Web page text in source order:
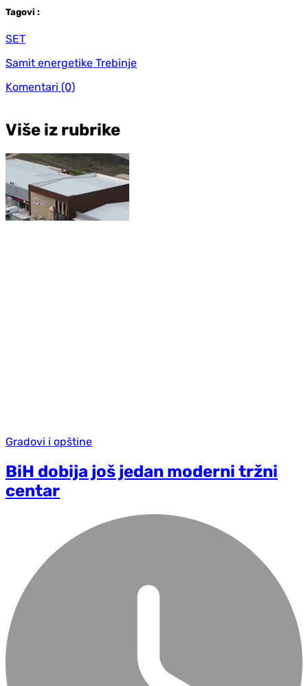
Tagovi :
SET
Samit energetike Trebinje
Komentari (0)
Više iz rubrike
Gradovi i opštine
BiH dobija još jedan moderni tržni
centar